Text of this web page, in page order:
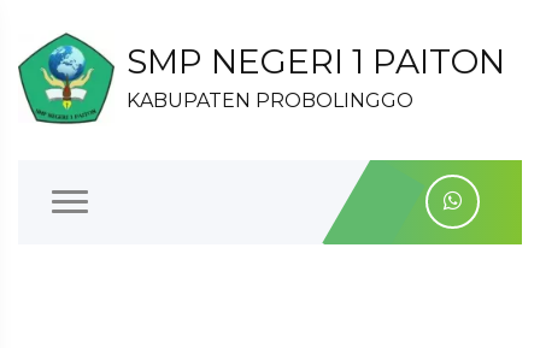
SMP NEGERI 1 PAITON
KABUPATEN PROBOLINGGO